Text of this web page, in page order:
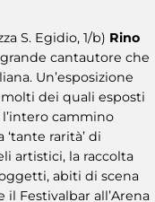
S. Egidio, 1/b) Rino
cantautore che
Un’esposizione
dei quali esposti
cammino
rarità’ di
artistici, la raccolta
abiti di scena
Festivalbar all’Arena